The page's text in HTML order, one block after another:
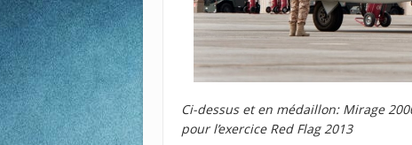
Ci-dessus et en médaillon: Mirage
pour l’exercice Red Flag 2013